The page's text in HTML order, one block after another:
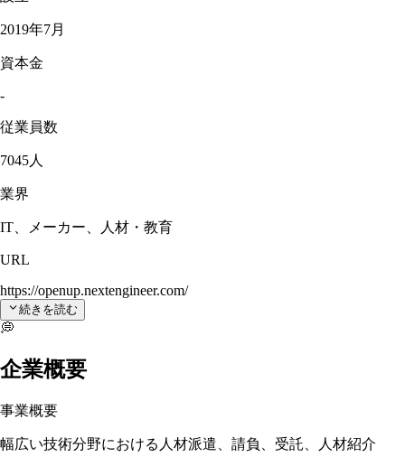
2019年7月
資本金
-
従業員数
7045人
業界
IT、メーカー、人材・教育
URL
https://openup.nextengineer.com/
続きを読む
💭
企業概要
事業概要
幅広い技術分野における人材派遣、請負、受託、人材紹介